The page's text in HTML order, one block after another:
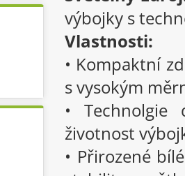
výbojky s
Vlastnosti:
• Kompaktní
s vysokým
•
životnost
• Přirozené